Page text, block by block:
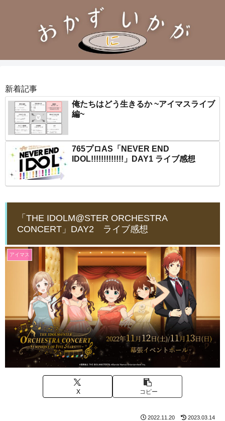
新着記事
俺たちはどう生きるか ~アイマスライブ
編~
765プロAS「NEVER END
IDOL!!!!!!!!!!!!!」DAY1 ライブ感想
「THE IDOLM@STER ORCHESTRA
CONCERT」DAY2 ライブ感想
アイマス
X コピー
2022.11.20 2023.03.14